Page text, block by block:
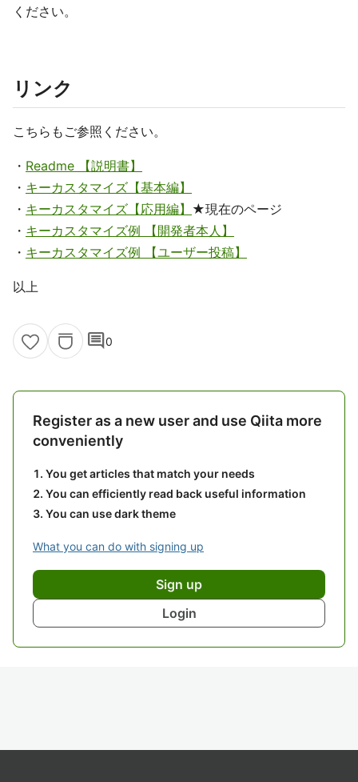
ください。
リンク
こちらもご参照ください。
・ Readme 【説明書】
・ キーカスタマイズ【基本編】
・ キーカスタマイズ【応用編】 ★現在のページ
・ キーカスタマイズ例 【開発者本人】
・ キーカスタマイズ例 【ユーザー投稿】
以上
comment0
Register as a new user and use Qiita more
conveniently
You get articles that match your needs
You can efficiently read back useful information
You can use dark theme
What you can do with signing up
Sign up
Login